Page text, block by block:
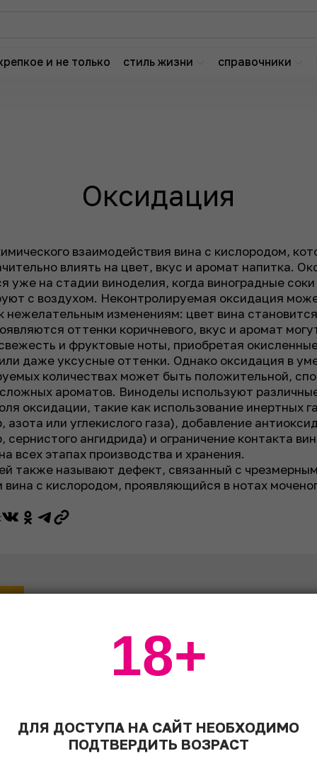
и не только стиль жизни справочники
Оксидация
взаимодействия вина с кислородом,
влиять на цвет, вкус и аромат напитка.
уже на стадии виноделия, когда виноградные соки
с воздухом. Неконтролируемая оксидация
нежелательным изменениям: цвет вина
оттенки коричневого, вкус и аромат
и фруктовые ноты, приобретая
даже уксусные оттенки. Однако оксидация в
количествах может быть положительной,
ароматов. Виноделы используют
оксидации, такие как использование инертных
азота или углекислого газа), добавление
сернистого ангидрида) и ограничение контакта
всех этапах производства и хранения.
также называют дефект, связанный с чрезмерным
вина с кислородом, проявляющийся в нотах
Свежий выпуск
ДЛЯ ДОСТУПА НА САЙТ НЕОБХОДИМО
ПОДТВЕРДИТЬ ВОЗРАСТ
18+